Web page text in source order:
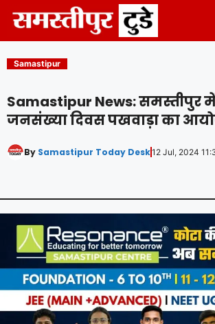
content
Samastipur
Samastipur News: समस्तीपुर में
जनसंख्या दिवस पखवाड़ा का
By Samastipur Today Desk12 Jul, 2024